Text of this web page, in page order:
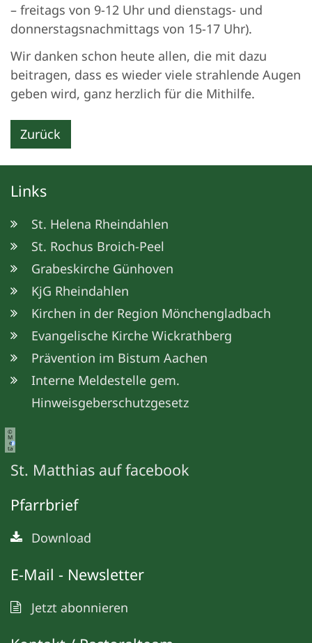
– freitags von 9-12 Uhr und dienstags- und
donnerstagsnachmittags von 15-17 Uhr).
Wir danken schon heute allen, die mit dazu
beitragen, dass es wieder viele strahlende Augen
geben wird, ganz herzlich für die Mithilfe.
Zurück
Links
St. Helena Rheindahlen
St. Rochus Broich-Peel
Grabeskirche Günhoven
KjG Rheindahlen
Kirchen in der Region Mönchengladbach
Evangelische Kirche Wickrathberg
Prävention im Bistum Aachen
Interne Meldestelle gem.
Hinweisgeberschutzgesetz
©
M
e
ta
St. Matthias auf facebook
Pfarrbrief
Download
E-Mail - Newsletter
Jetzt abonnieren